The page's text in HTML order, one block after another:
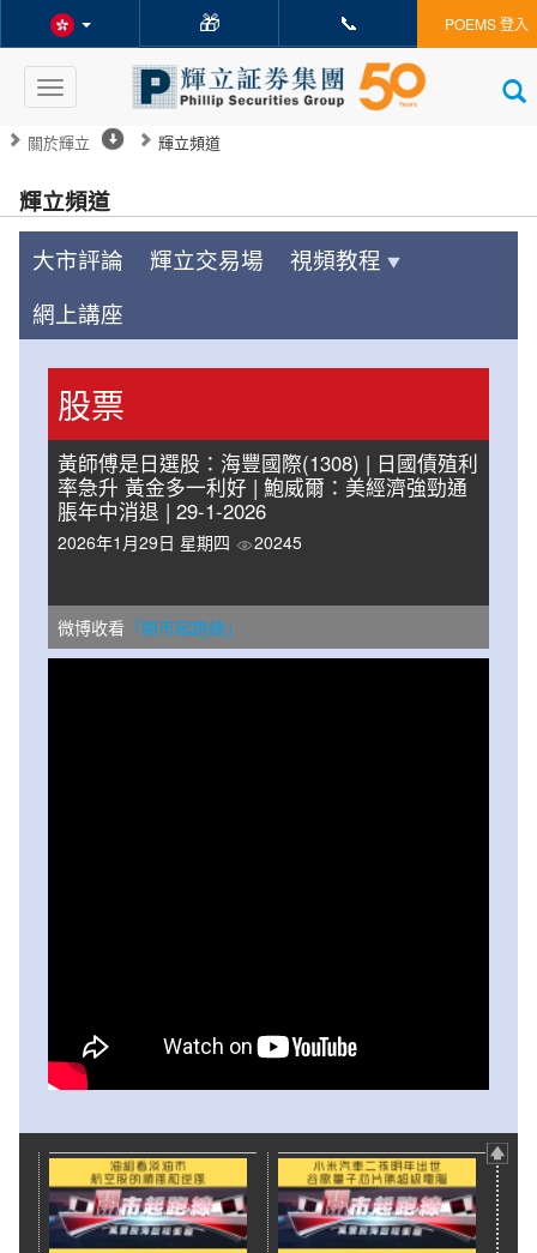
🎁 📞 POEMS 登入
Toggle
navigation
關於輝立 輝立頻道
輝立頻道
大市評論 輝立交易場
視頻教程
網上講座
股票
黃師傅是日選股：海豐國際(1308) | 日國債殖利
率急升 黃金多一利好 | 鮑威爾：美經濟強勁通
脹年中消退 | 29-1-2026
2026年1月29日 星期四 20245
微博收看 「開市起跑線」